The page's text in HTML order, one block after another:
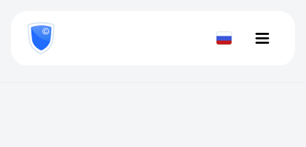
800
777-
81-Проверить